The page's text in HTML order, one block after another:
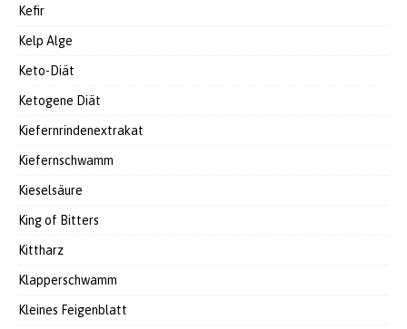
Kefir
Kelp Alge
Keto-Diät
Ketogene Diät
Kiefernrindenextrakat
Kiefernschwamm
Kieselsäure
King of Bitters
Kittharz
Klapperschwamm
Kleines Feigenblatt